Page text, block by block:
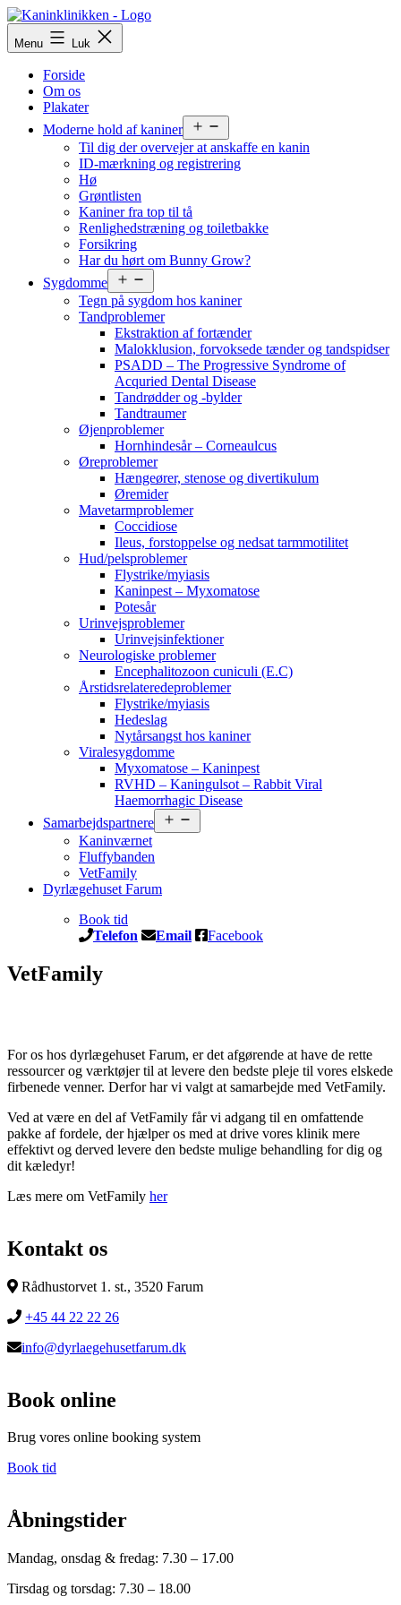
Fortsæt
til
indhold
Menu Luk
Forside
Om os
Plakater
Moderne hold af kaniner
menu
Til dig der overvejer at anskaffe en kanin
ID-mærkning og registrering
Hø
Grøntlisten
Kaniner fra top til tå
Renlighedstræning og toiletbakke
Forsikring
Har du hørt om Bunny Grow?
Sygdomme
menu
Tegn på sygdom hos kaniner
Tandproblemer
Ekstraktion af fortænder
Malokklusion, forvoksede tænder og tandspidser
PSADD – The Progressive Syndrome of
Acquried Dental Disease
Tandrødder og -bylder
Tandtraumer
Øjenproblemer
Hornhindesår – Corneaulcus
Øreproblemer
Hængeører, stenose og divertikulum
Øremider
Mavetarmproblemer
Coccidiose
Ileus, forstoppelse og nedsat tarmmotilitet
Hud/pelsproblemer
Flystrike/myiasis
Kaninpest – Myxomatose
Potesår
Urinvejsproblemer
Urinvejsinfektioner
Neurologiske problemer
Encephalitozoon cuniculi (E.C)
Årstidsrelateredeproblemer
Flystrike/myiasis
Hedeslag
Nytårsangst hos kaniner
Viralesygdomme
Myxomatose – Kaninpest
RVHD – Kaningulsot – Rabbit Viral
Haemorrhagic Disease
Samarbejdspartnere
menu
Kaninværnet
Fluffybanden
VetFamily
Dyrlægehuset Farum
Book tid
Telefon Email Facebook
VetFamily
For os hos dyrlægehuset Farum, er det afgørende at have de rette
ressourcer og værktøjer til at levere den bedste pleje til vores elskede
firbenede venner. Derfor har vi valgt at samarbejde med VetFamily.
Ved at være en del af VetFamily får vi adgang til en omfattende
pakke af fordele, der hjælper os med at drive vores klinik mere
effektivt og derved levere den bedste mulige behandling for dig og
dit kæledyr!
Læs mere om VetFamily her
Kontakt os
Rådhustorvet 1. st., 3520 Farum
+45 44 22 22 26
info@dyrlaegehusetfarum.dk
Book online
Brug vores online booking system
Book tid
Åbningstider
Mandag, onsdag & fredag: 7.30 – 17.00
Tirsdag og torsdag: 7.30 – 18.00